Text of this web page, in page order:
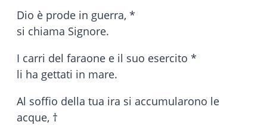
Dio è prode in guerra, *
si chiama Signore.
I carri del faraone e il suo esercito *
li ha gettati in mare.
Al soffio della tua ira si accumularono le
acque, †